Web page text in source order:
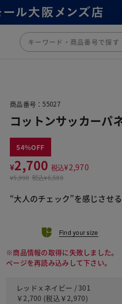
商品番号：55027
コットンサッカーパ
54
¥2,700 税込¥2,970
¥5,990 税込¥6,589
“大人のチェック”を感じさせ
Find your size
※商品情報の取得に失敗しました。
ページを再読み込みして下さい。
レッドｘネイビー / 301
￥2,700 (税込 ￥2,970)